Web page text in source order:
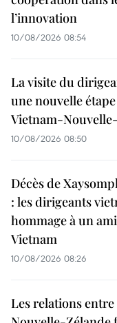
l’innovation
10/08/2026 08:54
La visite du
une nouvelle
Vietnam-
10/08/2026 08:50
Décès de
: les dirigeants
hommage à un
Vietnam
10/08/2026 08:26
Les relations entre